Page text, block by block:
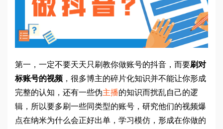
第一，一定不要天天只刷教你做账号的抖音，而要刷对
标账号的视频 ，很多博主的碎片化知识并不能让你形成
完整的认知，还有一些伪主播的知识而扰乱自己的逻
辑，所以要多刷一些同类型的账号，研究他们的视频爆
点在纳米为什么会正好出单，学习模仿，形成在你做的